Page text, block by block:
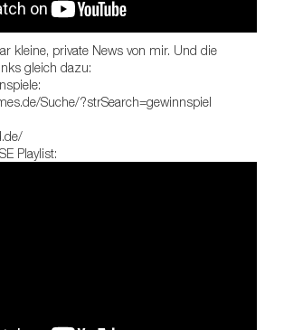
kleine, private News von mir. Und die
gleich dazu:
Suche/?strSearch=gewinnspiel
Playlist: